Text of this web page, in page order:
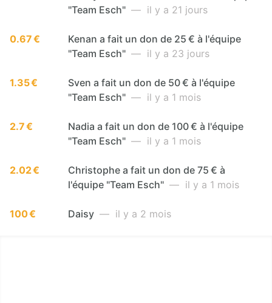
"Team Esch" — il y a 21 jours
0.67 €
Kenan a fait un don de 25 € à l'équipe
"Team Esch" — il y a 23 jours
1.35 €
Sven a fait un don de 50 € à l'équipe
"Team Esch" — il y a 1 mois
2.7 €
Nadia a fait un don de 100 € à l'équipe
"Team Esch" — il y a 1 mois
2.02 €
Christophe a fait un don de 75 € à
l'équipe "Team Esch" — il y a 1 mois
100 € Daisy — il y a 2 mois